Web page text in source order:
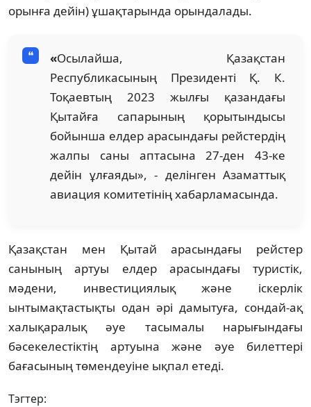
орынға дейін) ұшақтарында орындалады.
«Осылайша, Қазақстан
Республикасының Президенті Қ. К.
Тоқаевтың 2023 жылғы қазандағы
Қытайға сапарының қорытындысы
бойынша елдер арасындағы рейстердің
жалпы саны аптасына 27-ден 43-ке
дейін ұлғаяды», - делінген Азаматтық
авиация комитетінің хабарламасында.
Қазақстан мен Қытай арасындағы рейстер
санының артуы елдер арасындағы туристік,
мәдени, инвестициялық және іскерлік
ынтымақтастықты одан әрі дамытуға, сондай-ақ
халықаралық әуе тасымалы нарығындағы
бәсекелестіктің артуына және әуе билеттері
бағасының төмендеуіне ықпал етеді.
Тэгтер: